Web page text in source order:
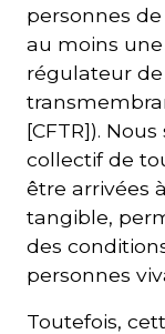
personnes
au moins
régulateur
[CFTR]).
collectif de
être arrivées
tangible,
des
personnes
Toutefois,